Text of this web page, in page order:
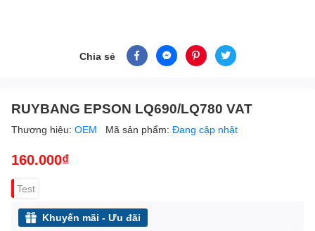
Chia sẻ
RUYBANG EPSON LQ690/LQ780 VAT
Thương hiệu: OEM Mã sản phẩm: Đang cập nhật
160.000₫
Test
Khuyến mãi - Ưu đãi